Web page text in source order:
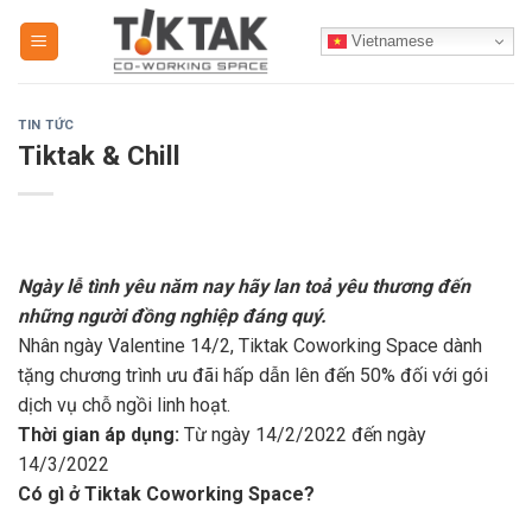
Vietnamese
TIN TỨC
Tiktak & Chill
Ngày lễ tình yêu năm nay hãy lan toả yêu thương đến
những người đồng nghiệp đáng quý.
Nhân ngày Valentine 14/2, Tiktak Coworking Space dành
tặng chương trình ưu đãi hấp dẫn lên đến 50% đối với gói
dịch vụ chỗ ngồi linh hoạt.
Thời gian áp dụng: Từ ngày 14/2/2022 đến ngày
14/3/2022
Có gì ở Tiktak Coworking Space?